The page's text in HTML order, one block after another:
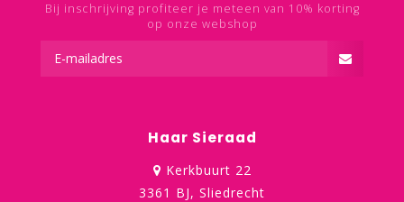
Bij inschrijving profiteer je meteen van 10% korting
op onze webshop
Haar Sieraad
Kerkbuurt 22
3361 BJ, Sliedrecht